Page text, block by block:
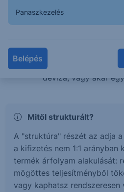
Panaszkezelés
Belépés
Mi az a
termékhez, vagy termékek
mögöttes termék lehet
deviza, vagy akár
Mitől strukturált?
A "struktúra" részét az adja
a kifizetés nem 1:1
termék árfolyam alakulását:
mögöttes teljesítményből
vagy kaphatsz